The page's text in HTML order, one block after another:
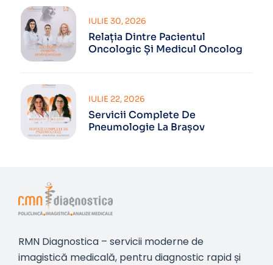
Relația Dintre Pacientul
Oncologic Și Medicul Oncolog
IULIE 30, 2026
Servicii Complete De
Pneumologie La Brașov
IULIE 22, 2026
RMN Diagnostica – servicii moderne de
imagistică medicală, pentru diagnostic rapid și